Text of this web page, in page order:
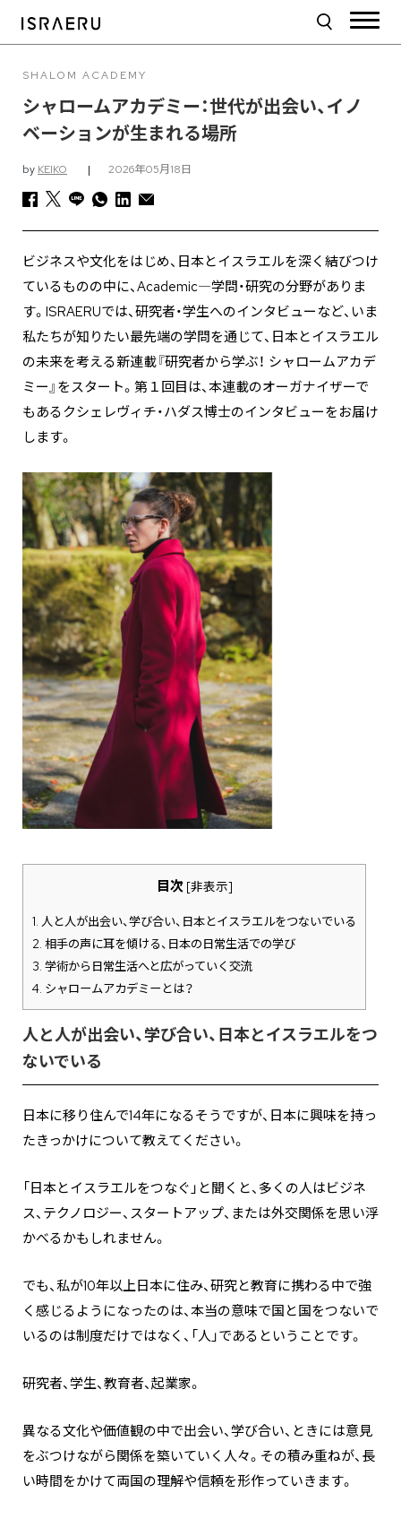
SHALOM ACADEMY
シャロームアカデミー：世代が出会い、イノ
ベーションが生まれる場所
by KEIKO | 2026年05月18日
ビジネスや文化をはじめ、日本とイスラエルを深く結びつけ
ているものの中に、Academic―学問・研究の分野がありま
す。ISRAERUでは、研究者・学生へのインタビューなど、いま
私たちが知りたい最先端の学問を通じて、日本とイスラエル
の未来を考える新連載『研究者から学ぶ！ シャロームアカデ
ミー』をスタート。第１回目は、本連載のオーガナイザーで
もあるクシェレヴィチ・ハダス博士のインタビューをお届け
します。
目次 [非表示]
1. 人と人が出会い、学び合い、日本とイスラエルをつないでいる
2. 相手の声に耳を傾ける、日本の日常生活での学び
3. 学術から日常生活へと広がっていく交流
4. シャロームアカデミーとは？
人と人が出会い、学び合い、日本とイスラエルをつ
ないでいる
日本に移り住んで14年になるそうですが、日本に興味を持っ
たきっかけについて教えてください。
「日本とイスラエルをつなぐ」と聞くと、多くの人はビジネ
ス、テクノロジー、スタートアップ、または外交関係を思い浮
かべるかもしれません。
でも、私が10年以上日本に住み、研究と教育に携わる中で強
く感じるようになったのは、本当の意味で国と国をつないで
いるのは制度だけではなく、「人」であるということです。
研究者、学生、教育者、起業家。
異なる文化や価値観の中で出会い、学び合い、ときには意見
をぶつけながら関係を築いていく人々。その積み重ねが、長
い時間をかけて両国の理解や信頼を形作っていきます。